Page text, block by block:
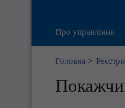
Про управління
Головна > Реєстри